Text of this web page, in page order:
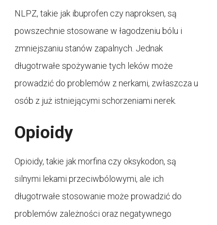
NLPZ, takie jak ibuprofen czy naproksen, są
powszechnie stosowane w łagodzeniu bólu i
zmniejszaniu stanów zapalnych. Jednak
długotrwałe spożywanie tych leków może
prowadzić do problemów z nerkami, zwłaszcza u
osób z już istniejącymi schorzeniami nerek.
Opioidy
Opioidy, takie jak morfina czy oksykodon, są
silnymi lekami przeciwbólowymi, ale ich
długotrwałe stosowanie może prowadzić do
problemów zależności oraz negatywnego